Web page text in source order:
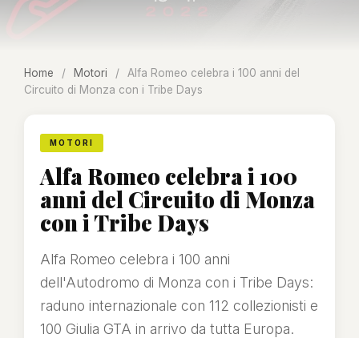
Home / Motori /
Alfa Romeo celebra i 100 anni del
Circuito di Monza con i Tribe Days
MOTORI
Alfa Romeo celebra i 100
anni del Circuito di Monza
con i Tribe Days
Alfa Romeo celebra i 100 anni
dell'Autodromo di Monza con i Tribe Days:
raduno internazionale con 112 collezionisti e
100 Giulia GTA in arrivo da tutta Europa.